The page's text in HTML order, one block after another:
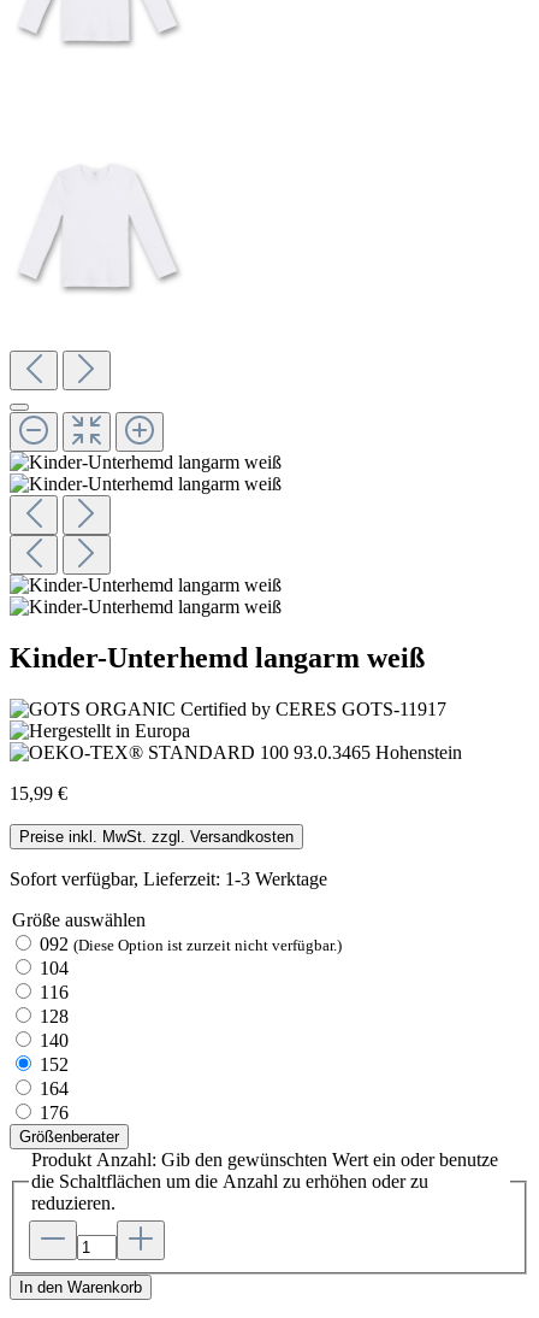
Kinder-Unterhemd langarm weiß
15,99 €
Preise inkl. MwSt. zzgl. Versandkosten
Sofort verfügbar, Lieferzeit: 1-3 Werktage
Größe auswählen
092 (Diese Option ist zurzeit nicht verfügbar.)
104
116
128
140
152
164
176
Größenberater
Produkt Anzahl: Gib den gewünschten Wert ein oder benutze
die Schaltflächen um die Anzahl zu erhöhen oder zu
reduzieren.
In den Warenkorb